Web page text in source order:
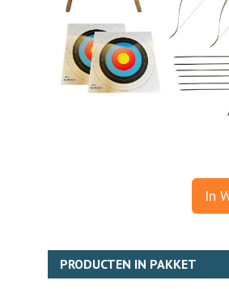
In
PRODUCTEN IN PAKKET